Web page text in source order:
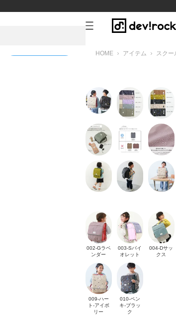
HOME アイテム スクー
002-Gラベ
ンダー
003-Sバイ
オレット
004-Dサッ
クス
009-ハー
ト-アイボ
リー
010-ペン
キ-ブラッ
ク